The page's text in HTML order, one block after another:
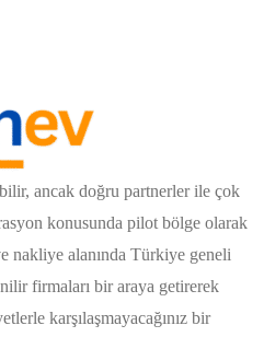
ancak doğru partnerler ile çok
konusunda pilot bölge olarak
nakliye alanında Türkiye geneli
firmaları bir araya getirerek
karşılaşmayacağınız bir